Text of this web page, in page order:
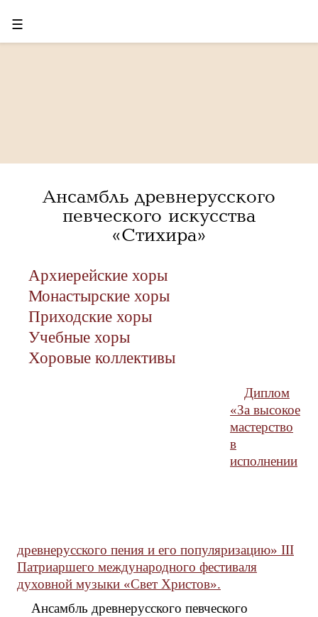
☰
Ансамбль древнерусского
певческого искусства
«Стихира»
Архиерейские хоры
Монастырские хоры
Приходские хоры
Учебные хоры
Хоровые коллективы
Диплом
«За высокое
мастерство
в
исполнении
древнерусского пения и его популяризацию» III
Патриаршего международного фестиваля
духовной музыки «Свет Христов».
Ансамбль древнерусского певческого